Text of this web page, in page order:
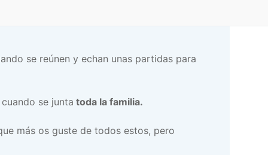
se reúnen y echan unas partidas para
se junta toda la familia.
más os guste de todos estos, pero